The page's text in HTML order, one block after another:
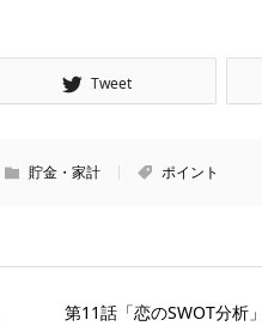
Tweet
貯金・家計 ポイント
第11話「恋のSWOT分析